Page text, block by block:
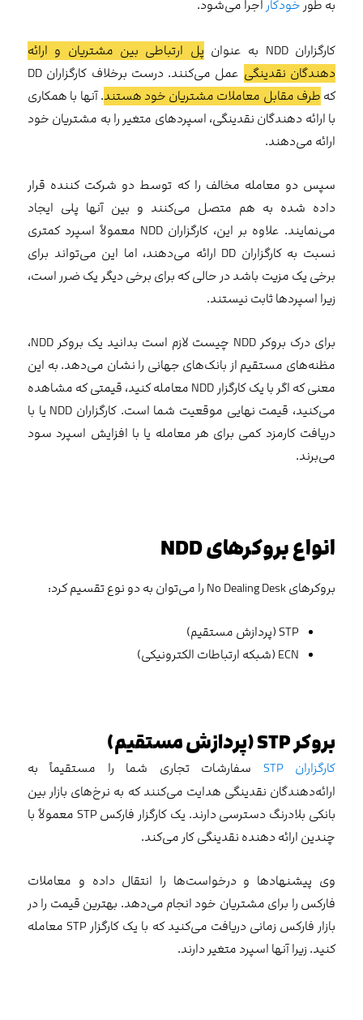
به طور خودکار اجرا می‌شود.
کارگزاران NDD به عنوان
پل ارتباطی بین مشتریان و ارائه
دهندگان نقدینگی
عمل می‌کنند. درست برخلاف کارگزاران DD
که طرف مقابل معاملات مشتریان خود هستند. آنها با همکاری
با ارائه دهندگان نقدینگی، اسپردهای متغیر را به مشتریان خود
ارائه می‌دهند.
سپس دو معامله مخالف را که توسط دو شرکت کننده قرار
داده شده به هم متصل می‌کنند و بین آنها پلی ایجاد
می‌نمایند. علاوه بر این، کارگزاران NDD معمولاً اسپرد کمتری
نسبت به کارگزاران DD ارائه می‌دهند، اما این می‌تواند برای
برخی یک مزیت باشد در حالی که برای برخی دیگر یک ضرر است،
زیرا اسپردها ثابت نیستند.
برای درک بروکر NDD چیست لازم است بدانید یک بروکر NDD،
مظنه‌های مستقیم از بانک‌های جهانی را نشان می‌دهد. به این
معنی که اگر با یک کارگزار NDD معامله کنید، قیمتی که مشاهده
می‌کنید، قیمت نهایی موقعیت شما است. کارگزاران NDD یا با
دریافت کارمزد کمی‌ برای هر معامله یا با افزایش اسپرد سود
می‌برند.
انواع بروکرهایNDD
بروکرهای No Dealing Desk را می‌توان به دو نوع تقسیم کرد:
STP (پردازش مستقیم)
ECN (شبکه ارتباطات الکترونیکی)
بروکرSTP(پردازش مستقیم)
کارگزاران STP
سفارشات تجاری شما را مستقیماً به
ارائه‌دهندگان نقدینگی هدایت می‌کنند که به نرخ‌های بازار بین
بانکی بلادرنگ دسترسی دارند. یک کارگزار فارکس STP معمولاً با
چندین ارائه دهنده نقدینگی کار می‌کند.
وی پیشنهادها و درخواست‌ها را انتقال داده و معاملات
فارکس را برای مشتریان خود انجام می‌دهد. بهترین قیمت را در
بازار فارکس زمانی دریافت می‌کنید که با یک کارگزار STP معامله
کنید. زیرا آنها اسپرد متغیر دارند.